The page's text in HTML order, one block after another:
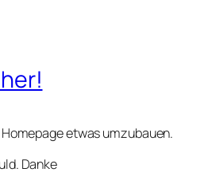
etwas umzubauen.
Danke